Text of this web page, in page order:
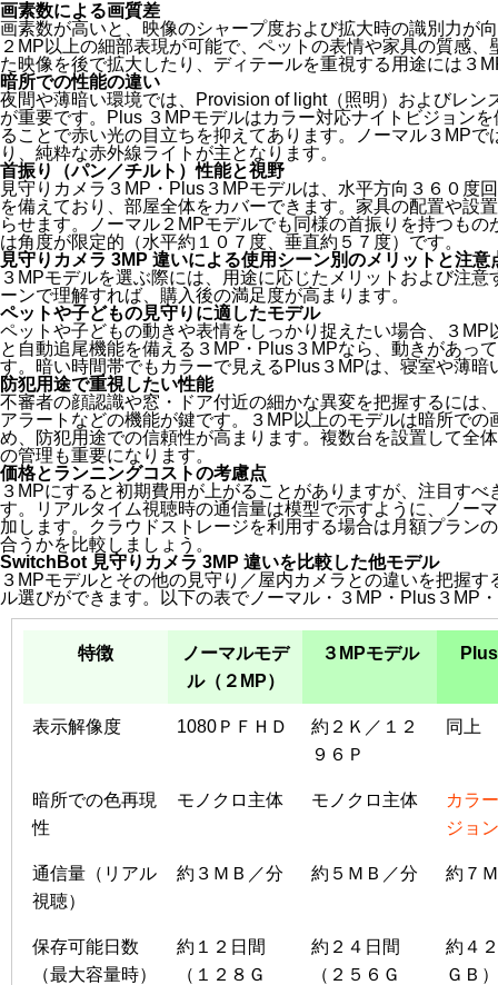
画素数による画質差
画素数が高いと、映像のシャープ度および拡大時の識別力が
２MP以上の細部表現が可能で、ペットの表情や家具の質感
た映像を後で拡大したり、ディテールを重視する用途には３
暗所での性能の違い
夜間や薄暗い環境では、Provision of light（照明）およびレン
が重要です。Plus ３MPモデルはカラー対応ナイトビジョン
ることで赤い光の目立ちを抑えてあります。ノーマル３MP
り、純粋な赤外線ライトが主となります。
首振り（パン／チルト）性能と視野
見守りカメラ３MP・Plus３MPモデルは、水平方向３６０度
を備えており、部屋全体をカバーできます。家具の配置や設
らせます。ノーマル２MPモデルでも同様の首振りを持つも
は角度が限定的（水平約１０７度、垂直約５７度）です。
見守りカメラ 3MP 違いによる使用シーン別のメリットと注意
３MPモデルを選ぶ際には、用途に応じたメリットおよび注
ーンで理解すれば、購入後の満足度が高まります。
ペットや子どもの見守りに適したモデル
ペットや子どもの動きや表情をしっかり捉えたい場合、３
と自動追尾機能を備える３MP・Plus３MPなら、動きがあっ
す。暗い時間帯でもカラーで見えるPlus３MPは、寝室や薄
防犯用途で重視したい性能
不審者の顔認識や窓・ドア付近の細かな異変を把握するには
アラートなどの機能が鍵です。３MP以上のモデルは暗所で
め、防犯用途での信頼性が高まります。複数台を設置して全
の管理も重要になります。
価格とランニングコストの考慮点
３MPにすると初期費用が上がることがありますが、注目す
す。リアルタイム視聴時の通信量は模型で示すように、ノ
加します。クラウドストレージを利用する場合は月額プラン
合うかを比較しましょう。
SwitchBot 見守りカメラ 3MP 違いを比較した他モデル
３MPモデルとその他の見守り／屋内カメラとの違いを把握
ル選びができます。以下の表でノーマル・３MP・Plus３MP
特徴
ノーマルモデ
ル（２MP）
３MPモデル
表示解像度 1080ＰＦＨＤ
約２Ｋ／１２
９６Ｐ
同上
暗所での色再現
性
モノクロ主体 モノクロ主体
カラ
ジョン
通信量（リアル
視聴）
約３ＭＢ／分 約５ＭＢ／分 約７
保存可能日数
（最大容量時）
約１２日間
（１２８Ｇ
約２４日間
（２５６Ｇ
約４
ＧＢ）